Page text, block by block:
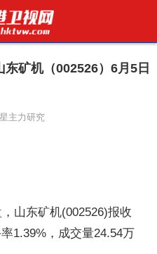
矿机（002526）6月5日
主力研究
山东矿机(002526)报收
1.39%，成交量24.54万